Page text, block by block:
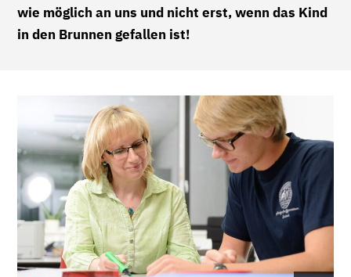
wie möglich an uns und nicht erst, wenn das Kind
in den Brunnen gefallen ist!